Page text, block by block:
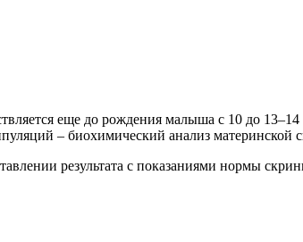
еще до рождения малыша с 10 до 13–14
– биохимический анализ
результата с показаниями нормы